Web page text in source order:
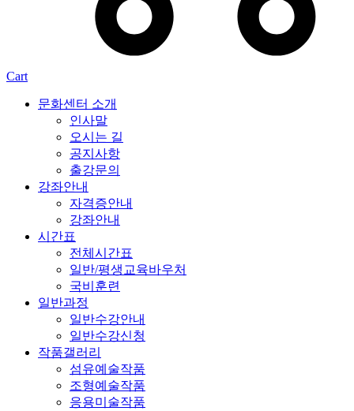
Cart
문화센터 소개
인사말
오시는 길
공지사항
출강문의
강좌안내
자격증안내
강좌안내
시간표
전체시간표
일반/평생교육바우처
국비훈련
일반과정
일반수강안내
일반수강신청
작품갤러리
섬유예술작품
조형예술작품
응용미술작품